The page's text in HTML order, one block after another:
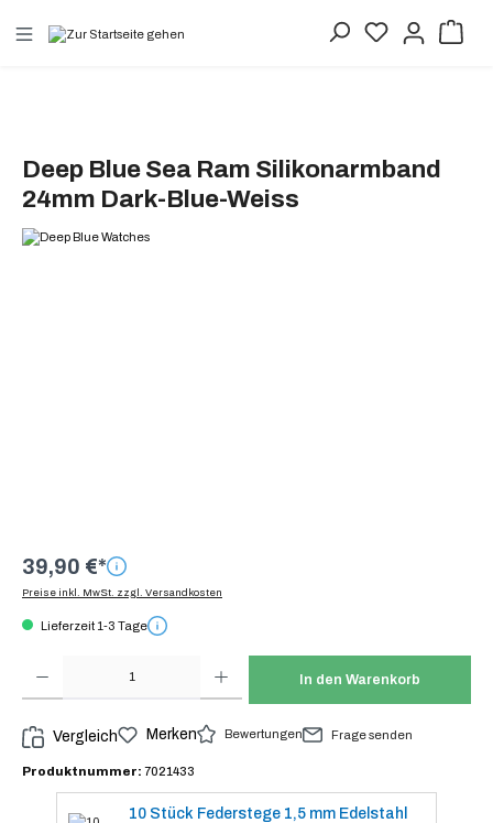
Deep Blue Sea Ram Silikonarmband
24mm Dark-Blue-Weiss
39,90 €*
Preise inkl. MwSt. zzgl. Versandkosten
Lieferzeit 1-3 Tage
In den Warenkorb
Vergleich Merken Bewertungen Frage senden
Produktnummer: 7021433
10 Stück Federstege 1,5 mm Edelstahl